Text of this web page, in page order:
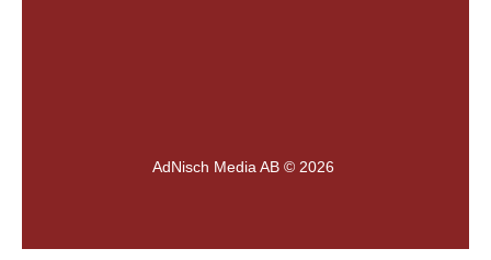
AdNisch Media AB © 2026